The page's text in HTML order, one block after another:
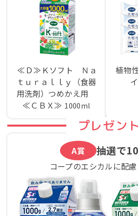
≪Ｄ≫Ｋソフト Ｎａ
ｔｕｒａｌｌｙ（食器
用洗剤）つめかえ用
≪ＣＢＸ≫ 1000ml
植物
プレゼン
A賞 抽選で
コープのエシカルに配